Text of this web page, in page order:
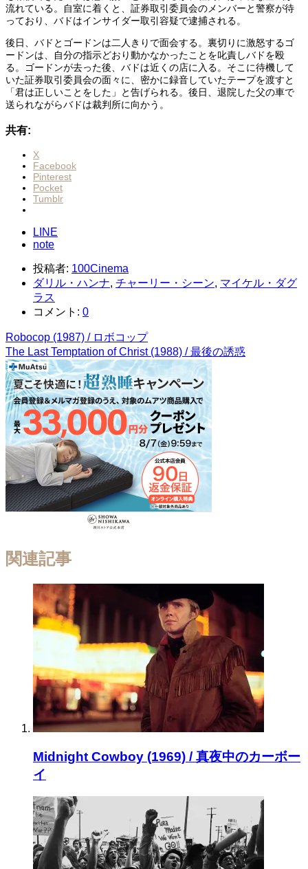
流れている。自室に着くと、証券取引委員会のメンバーと警察が待
っており、バドはインサイダー取引容疑で逮捕される。
後日、バドとゴードンは二人きりで面会する。裏切りに激怒するゴ
ードンは、自分の指示どおり動かなかったことを叱責しバドを殴
る。ゴードンが去った後、バドは近くの店に入る。そこに待機して
いた証券取引委員会の面々に、密かに録音していたテープを渡すと
「君は正しいことをした」と告げられる。後日、退院した父の車で
送られながらバドは裁判所に向かう。
共有:
X
Facebook
Pinterest
Pocket
Tumblr
LINE
note
投稿者: 100Cinema
ダリル・ハンナ, チャーリー・シーン, マイケル・ダグ
ラス
コメント: 0
Robocop (1987) / ロボコップ
The Last Temptation of Christ (1988) / 最後の誘惑
関連記事
Midnight Cowboy (1969) / 真夜中のカーボー
イ